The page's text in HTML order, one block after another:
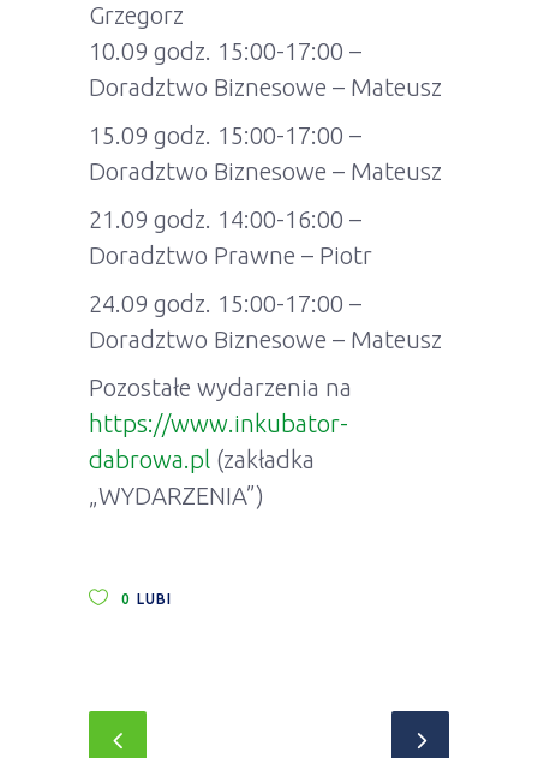
Grzegorz
10.09 godz. 15:00-17:00 –
Doradztwo Biznesowe – Mateusz
15.09 godz. 15:00-17:00 –
Doradztwo Biznesowe – Mateusz
21.09 godz. 14:00-16:00 –
Doradztwo Prawne – Piotr
24.09 godz. 15:00-17:00 –
Doradztwo Biznesowe – Mateusz
Pozostałe wydarzenia na
https://www.inkubator-
dabrowa.pl (zakładka
„WYDARZENIA”)
0 LUBI